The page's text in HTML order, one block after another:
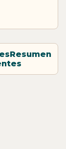
Resumen